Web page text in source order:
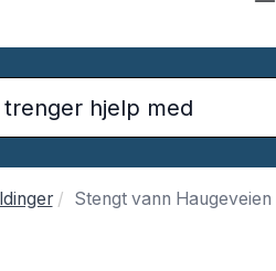
Stengt vann